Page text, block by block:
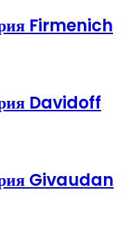
Firmenich
Davidoff
Givaudan